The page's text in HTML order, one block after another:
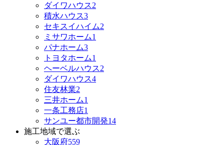
ダイワハウス2
積水ハウス3
セキスイハイム2
ミサワホーム1
パナホーム3
トヨタホーム1
ヘーベルハウス2
ダイワハウス4
住友林業2
三井ホーム1
一条工務店1
サンユー都市開発14
施工地域で選ぶ
大阪府559